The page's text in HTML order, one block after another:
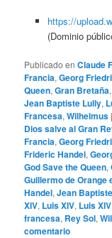
https://
(Dominio
Publicado en Claude
Francia,Georg
Queen,Gran Bretaña
Jean Baptiste Lully,
Francesa,Wilhelmus |
Dios salve al Gran
Francia,Georg
Frideric Handel,
God Save the Queen,
Guillermo de Orange
Handel,Jean
XIV, Luis XIV, Luis
francesa, Rey Sol,
comentario